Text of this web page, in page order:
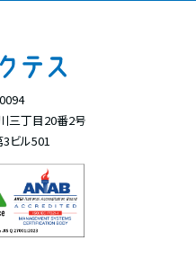
三丁目20番2号
3ビル501